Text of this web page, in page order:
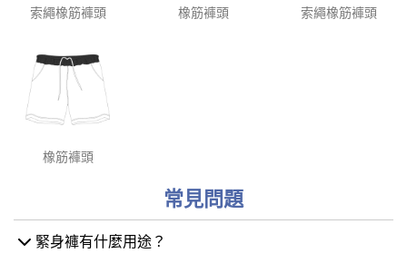
索繩橡筋褲頭 橡筋褲頭 索繩橡筋褲頭
橡筋褲頭
常見問題
緊身褲有什麼用途？